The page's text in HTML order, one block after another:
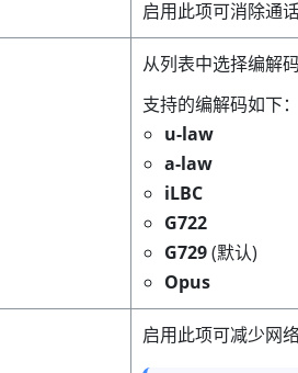
启用此项可消除通
从列表中选择编解
支持的编解码如下：
u-law
a-law
iLBC
G722
G729(默认)
Opus
启用此项可减少网